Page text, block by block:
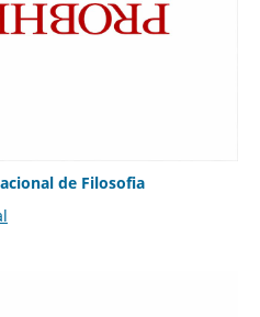
de Filosofia